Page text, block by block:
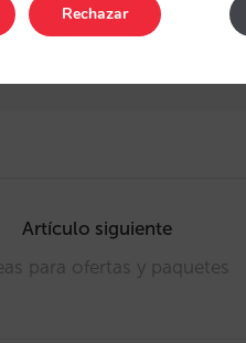
forma de extras
Artículo siguiente
para ofertas y paquetes
Rechazar